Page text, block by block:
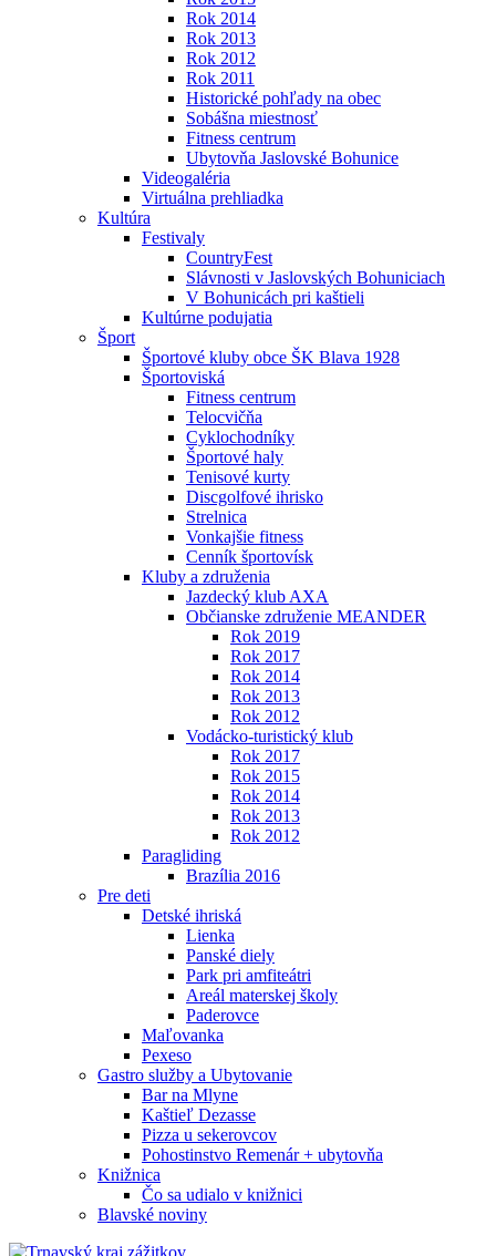
Rok 2014
Rok 2013
Rok 2012
Rok 2011
Historické pohľady na obec
Sobášna miestnosť
Fitness centrum
Ubytovňa Jaslovské Bohunice
Videogaléria
Virtuálna prehliadka
Kultúra
Festivaly
CountryFest
Slávnosti v Jaslovských Bohuniciach
V Bohunicách pri kaštieli
Kultúrne podujatia
Šport
Športové kluby obce ŠK Blava 1928
Športoviská
Fitness centrum
Telocvičňa
Cyklochodníky
Športové haly
Tenisové kurty
Discgolfové ihrisko
Strelnica
Vonkajšie fitness
Cenník športovísk
Kluby a združenia
Jazdecký klub AXA
Občianske združenie MEANDER
Rok 2019
Rok 2017
Rok 2014
Rok 2013
Rok 2012
Vodácko-turistický klub
Rok 2017
Rok 2015
Rok 2014
Rok 2013
Rok 2012
Paragliding
Brazília 2016
Pre deti
Detské ihriská
Lienka
Panské diely
Park pri amfiteátri
Areál materskej školy
Paderovce
Maľovanka
Pexeso
Gastro služby a Ubytovanie
Bar na Mlyne
Kaštieľ Dezasse
Pizza u sekerovcov
Pohostinstvo Remenár + ubytovňa
Knižnica
Čo sa udialo v knižnici
Blavské noviny